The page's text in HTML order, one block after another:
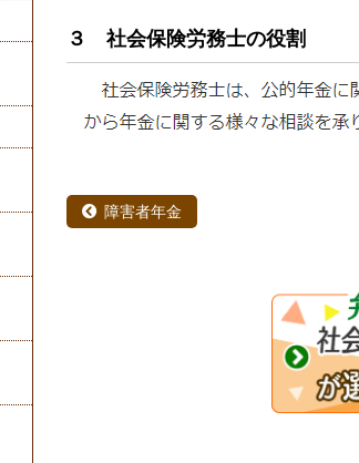
３ 社会保険労務士の役割
障害者年金